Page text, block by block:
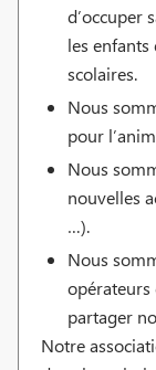
d’occuper
les
scolaires.
Nous
pour
Nous
nouvelles
…).
Nous
opérateurs
partager
Notre